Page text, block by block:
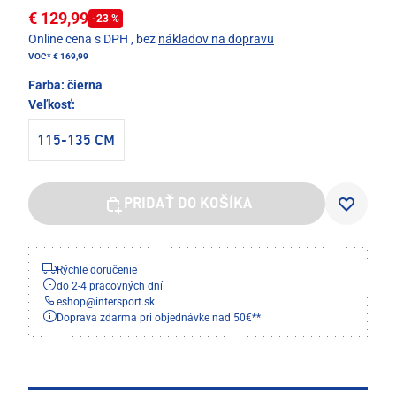
€ 129,99 -23 %
Online cena s DPH , bez nákladov na dopravu
VOC*€ 169,99
Farba: čierna
Veľkosť:
115-135 CM
PRIDAŤ DO KOŠÍKA
Rýchle doručenie
do 2-4 pracovných dní
eshop@intersport.sk
Doprava zdarma pri objednávke nad 50€**